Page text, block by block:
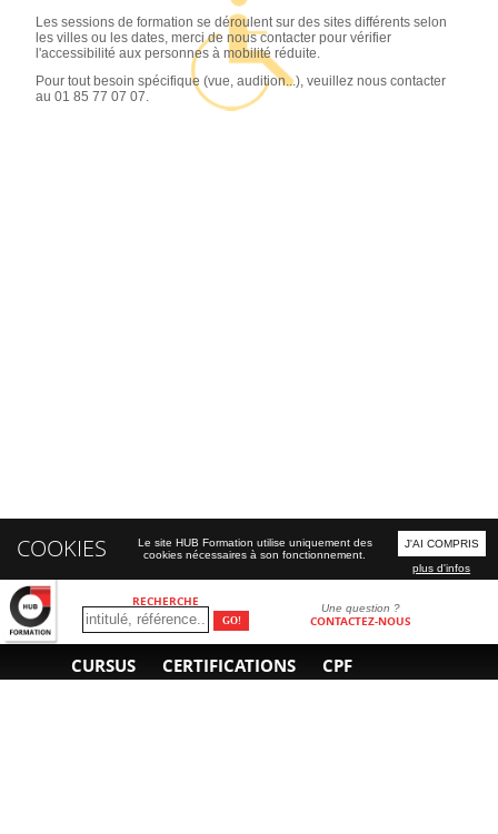
RECHERCHE Une question ?
CONTACTEZ-NOUS
CURSUS CERTIFICATIONS CPF
Les sessions de formation se déroulent sur des sites différents selon
les villes ou les dates, merci de nous contacter pour vérifier
l'accessibilité aux personnes à mobilité réduite.
Pour tout besoin spécifique (vue, audition...), veuillez nous contacter
au 01 85 77 07 07.
COOKIES
Le site HUB Formation utilise uniquement des
cookies nécessaires à son fonctionnement.
J'AI COMPRIS
plus d'infos